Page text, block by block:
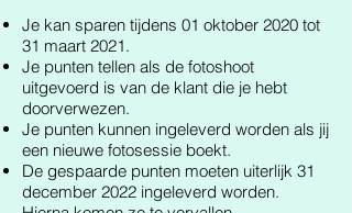
Je kan sparen tijdens 01 oktober 2020 tot
31 maart 2021.
Je punten tellen als de fotoshoot
uitgevoerd is van de klant die je hebt
doorverwezen.
Je punten kunnen ingeleverd worden als jij
een nieuwe fotosessie boekt.
De gespaarde punten moeten uiterlijk 31
december 2022 ingeleverd worden.